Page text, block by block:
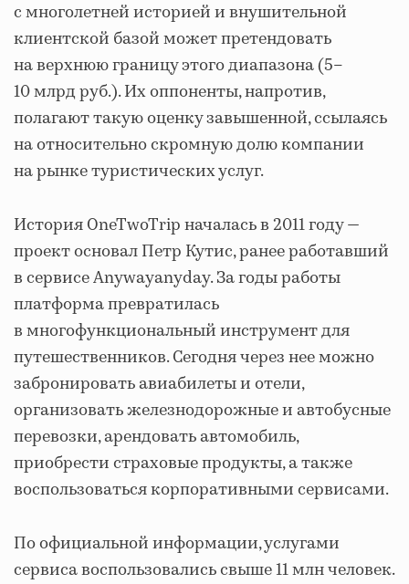
с многолетней историей и внушительной
клиентской базой может претендовать
на верхнюю границу этого диапазона (5–
10 млрд руб.). Их оппоненты, напротив,
полагают такую оценку завышенной, ссылаясь
на относительно скромную долю компании
на рынке туристических услуг.
История OneTwoTrip началась в 2011 году —
проект основал Петр Кутис, ранее работавший
в сервисе Anywayanyday. За годы работы
платформа превратилась
в многофункциональный инструмент для
путешественников. Сегодня через нее можно
забронировать авиабилеты и отели,
организовать железнодорожные и автобусные
перевозки, арендовать автомобиль,
приобрести страховые продукты, а также
воспользоваться корпоративными сервисами.
По официальной информации, услугами
сервиса воспользовались свыше 11 млн человек.